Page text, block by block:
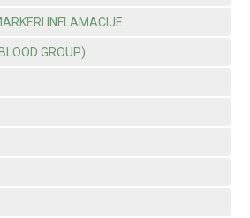
INFLAMACIJE
GROUP)